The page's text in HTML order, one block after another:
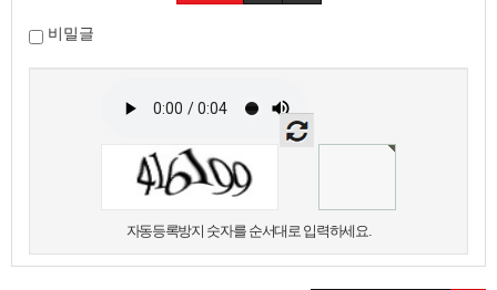
비밀글
자동등록방지 숫자를 순서대로 입력하세요.